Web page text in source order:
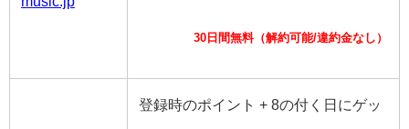
30日間無料（解約可能/違約金なし）
登録時のポイント + 8の付く日にゲッ